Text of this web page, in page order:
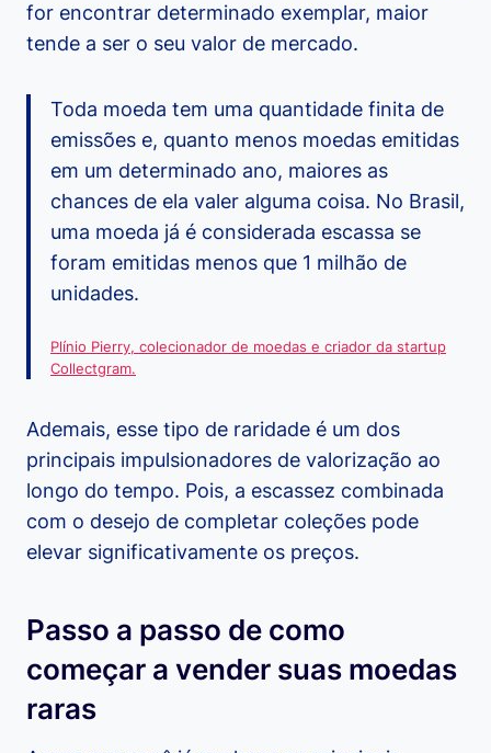
for encontrar determinado exemplar, maior
tende a ser o seu valor de mercado.
Toda moeda tem uma quantidade finita de
emissões e, quanto menos moedas emitidas
em um determinado ano, maiores as
chances de ela valer alguma coisa. No Brasil,
uma moeda já é considerada escassa se
foram emitidas menos que 1 milhão de
unidades.
Plínio Pierry, colecionador de moedas e criador da startup
Collectgram.
Ademais, esse tipo de raridade é um dos
principais impulsionadores de valorização ao
longo do tempo. Pois, a escassez combinada
com o desejo de completar coleções pode
elevar significativamente os preços.
Passo a passo de como
começar a vender suas moedas
raras